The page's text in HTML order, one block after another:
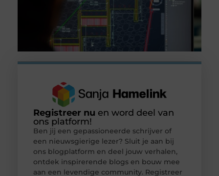
Registreer nu en word deel van
ons platform!
Ben jij een gepassioneerde schrijver of
een nieuwsgierige lezer? Sluit je aan bij
ons blogplatform en deel jouw verhalen,
ontdek inspirerende blogs en bouw mee
aan een levendige community. Registreer